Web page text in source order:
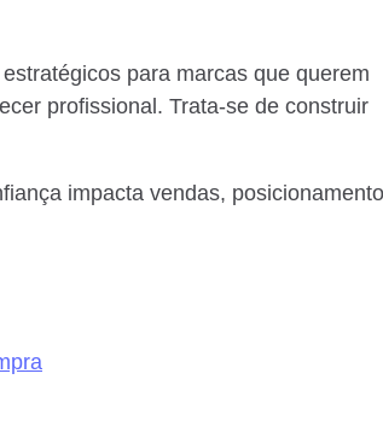
para marcas que querem
profissional. Trata-se de construir
impacta vendas,